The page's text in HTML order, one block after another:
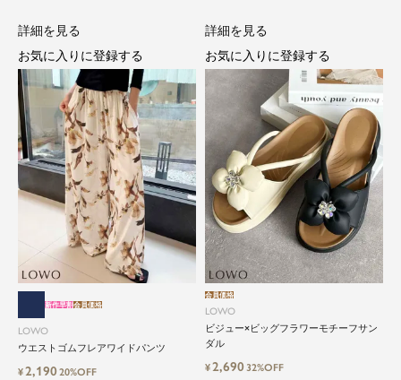
LOWO
ウエストゴムフレアワイドパンツ
新作早割会員価格
¥2,19020%OFF
詳細を見る
お気に入りに登録する
LOWO
ビジュー×ビッグフラワーモチーフサン
ダル
会員価格
¥2,69032%OFF
詳細を見る
お気に入りに登録する